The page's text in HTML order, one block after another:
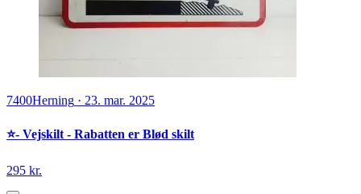
7400Herning · 23. mar. 2025
⭐️- Vejskilt - Rabatten er Blød skilt
295 kr.